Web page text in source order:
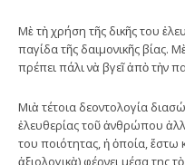
Μὲ τὴ χρήση τῆς δικῆς του
παγίδα τῆς δαιμονικῆς βίας.
πρέπει πάλι νὰ βγεῖ ἀπὸ τὴν
Μιὰ τέτοια δεοντολογία
ἐλευθερίας τοῦ ἀνθρώπου
του ποιότητας, ἡ ὁποία, ἔστω
ἀξιολογικὰ) φέρνει μέσα της